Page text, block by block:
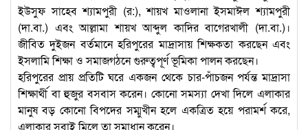
ইউসুফ সাহেব শ্যামপুরী (র:), শায়খ মাওলানা ইসমাঈল শ্যামপুরী
(দা.বা.) এবং আল্লামা শায়খ আব্দুল কাদির বাগেরখালী (দা.বা.)।
জীবিত দুইজন বর্তমানে হরিপুরের মাদ্রাসায় শিক্ষকতা করছেন এবং
ইসলামি শিক্ষা ও সমাজগঠনে গুরুত্বপূর্ণ ভূমিকা পালন করছেন।
হরিপুরের প্রায় প্রতিটি ঘরে একজন থেকে চার-পাঁচজন পর্যন্ত মাদ্রাসা
শিক্ষার্থী বা হুজুর বসবাস করেন। কোনো সমস্যা দেখা দিলে এলাকার
মানুষ বড় কোনো বিপদের সম্মুখীন হলে একত্রিত হয়ে পরামর্শ করে,
এলাকার সবাই মিলে তা সমাধান করেন।